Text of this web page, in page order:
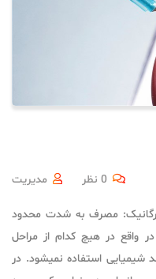
مدیریت 0 نظر
مصرف به شدت محدود
واقع در هیچ کدام از مراحل
شیمیایی استفاده نمیشود. در